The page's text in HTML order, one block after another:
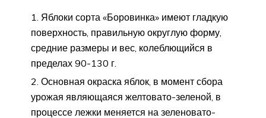
Яблоки сорта «Боровинка» имеют гладкую
поверхность, правильную округлую форму,
средние размеры и вес, колеблющийся в
пределах 90-130 г.
Основная окраска яблок, в момент сбора
урожая являющаяся желтовато-зеленой, в
процессе лежки меняется на зеленовато-